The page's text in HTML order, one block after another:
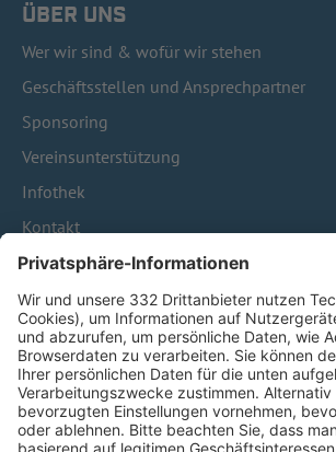
ÜBER UNS
Wer wir sind & wofür wir stehen
Geschäftsstellen und Ansprechpartner
Sponsoring
Vereinsunterstützung
Infothek
Kontakt
HÄUFIG BESUCHTE SEITEN
Pässe und Vereinswechsel
Trainerausbildung
Schulungsangebot Vereinsmitarbeiter
BFV-Geschäftsstellen